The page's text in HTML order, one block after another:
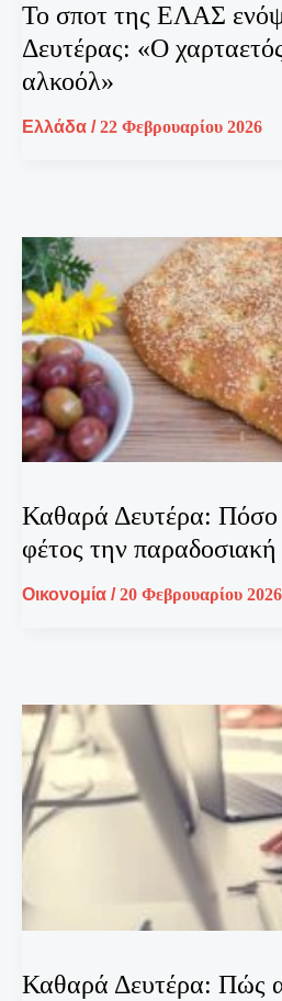
Το σποτ της ΕΛΑΣ
Δευτέρας: «Ο
αλκοόλ»
Ελλάδα /22 Φεβρουαρίου 2026
Καθαρά Δευτέρα:
φέτος την
Οικονομία /20 Φεβρουαρίου 2026
Καθαρά Δευτέρα: Πώς